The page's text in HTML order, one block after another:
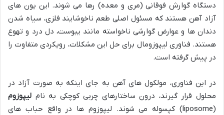
دستگاه گوارش فوقانی (مری و معده) رها می شوند. این یون های
آزاد آهن هستند که مسئول اصلی طعم ناخوشایند فلزی، سیاه شدن
دندان ها و عوارض گوارشی ناخواسته مانند یبوست، دل درد و تهوع
هستند. فناوری لیپوزومال برای حل این مشکلات، رویکردی متفاوت را
در پیش گرفته است.
در این فناوری، مولکول های آهن به جای اینکه به صورت آزاد در
محلول قرار گیرند، درون ساختارهای چربی کوچکی به نام لیپوزوم
(liposome) کپسوله می شوند. لیپوزوم ها در واقع حباب های